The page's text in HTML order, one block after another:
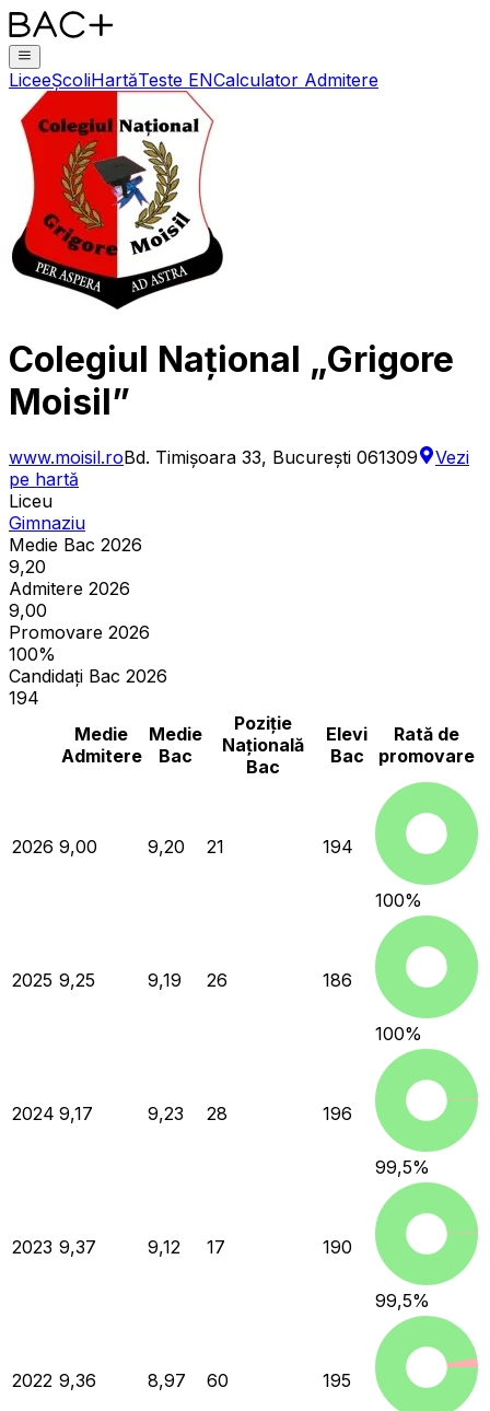
LiceeȘcoliHartăTeste ENCalculator Admitere
Colegiul Național „Grigore
Moisil”
www.moisil.roBd. Timișoara 33, București 061309
Vezi
pe hartă
Liceu
Gimnaziu
Medie Bac 2026
9,20
Admitere 2026
9,00
Promovare 2026
100%
Candidați Bac 2026
194
Medie
Admitere
Medie
Bac
Poziție
Națională
Bac
Elevi
Bac
Rată de
promovare
2026 9,00 9,20 21 194
100%
2025 9,25 9,19 26 186
100%
2024 9,17 9,23 28 196
99,5%
2023 9,37 9,12 17 190
99,5%
2022 9,36 8,97 60 195